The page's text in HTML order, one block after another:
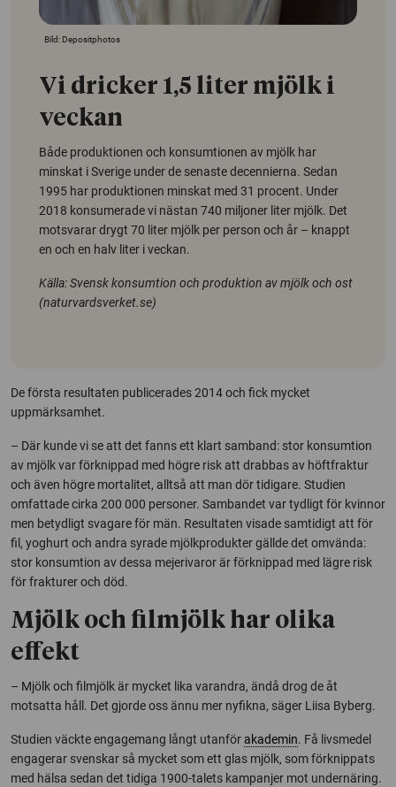
Bild: Depositphotos
Vi dricker 1,5 liter mjölk i
veckan
Både produktionen och konsumtionen av mjölk har
minskat i Sverige under de senaste decennierna. Sedan
1995 har produktionen minskat med 31 procent. Under
2018 konsumerade vi nästan 740 miljoner liter mjölk. Det
motsvarar drygt 70 liter mjölk per person och år – knappt
en och en halv liter i veckan.
Källa: Svensk konsumtion och produktion av mjölk och ost
(naturvardsverket.se)
De första resultaten publicerades 2014 och fick mycket
uppmärksamhet.
– Där kunde vi se att det fanns ett klart samband: stor konsumtion
av mjölk var förknippad med högre risk att drabbas av höftfraktur
och även högre mortalitet, alltså att man dör tidigare. Studien
omfattade cirka 200 000 personer. Sambandet var tydligt för kvinnor
men betydligt svagare för män. Resultaten visade samtidigt att för
fil, yoghurt och andra syrade mjölkprodukter gällde det omvända:
stor konsumtion av dessa mejerivaror är förknippad med lägre risk
för frakturer och död.
Mjölk och filmjölk har olika
effekt
– Mjölk och filmjölk är mycket lika varandra, ändå drog de åt
motsatta håll. Det gjorde oss ännu mer nyfikna, säger Liisa Byberg.
Studien väckte engagemang långt utanförakademin. Få livsmedel
engagerar svenskar så mycket som ett glas mjölk, som förknippats
med hälsa sedan det tidiga 1900-talets kampanjer mot undernäring.